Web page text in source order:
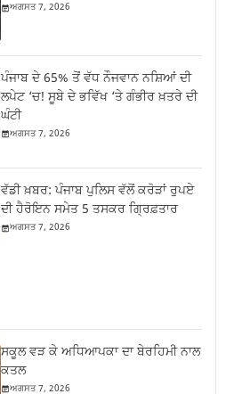
ਅਗਸਤ 7, 2026
ਪੰਜਾਬ ਦੇ 65% ਤੋਂ ਵੱਧ ਨੌਜਵਾਨ ਨਸ਼ਿਆਂ ਦੀ
ਲਪੇਟ ‘ਚ! ਸੂਬੇ ਦੇ ਭਵਿੱਖ ‘ਤੇ ਗੰਭੀਰ ਖ਼ਤਰੇ ਦੀ
ਘੰਟੀ
ਅਗਸਤ 7, 2026
ਵੱਡੀ ਖ਼ਬਰ: ਪੰਜਾਬ ਪੁਲਿਸ ਵੱਲੋਂ ਕਰੋੜਾਂ ਰੁਪਏ
ਦੀ ਹੈਰੋਇਨ ਸਮੇਤ 5 ਤਸਕਰ ਗ੍ਰਿਫ਼ਤਾਰ
ਅਗਸਤ 7, 2026
ਸਕੂਲ ਵੜ ਕੇ ਅਧਿਆਪਕਾ ਦਾ ਬੇਰਹਿਮੀ ਨਾਲ
ਕਤਲ
ਅਗਸਤ 7, 2026